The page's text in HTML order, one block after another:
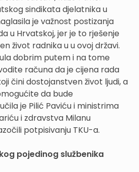
sindikata djelatnika u
je važnost postizanja
u Hrvatskoj, jer je to rješenje
život radnika u u ovoj državi.
dobrim putem i na tome
računa da je cijena rada
čini dostojanstven život ljudi, a
da bude
je Pilić Paviću i ministrima
i zdravstva Milanu
potpisivanju TKU-a.
pojedinog službenika